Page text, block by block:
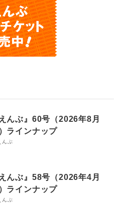
えんぶ』60号（2026年8月
ラインナップ
んぶ
えんぶ』58号（2026年4月
ラインナップ
んぶ